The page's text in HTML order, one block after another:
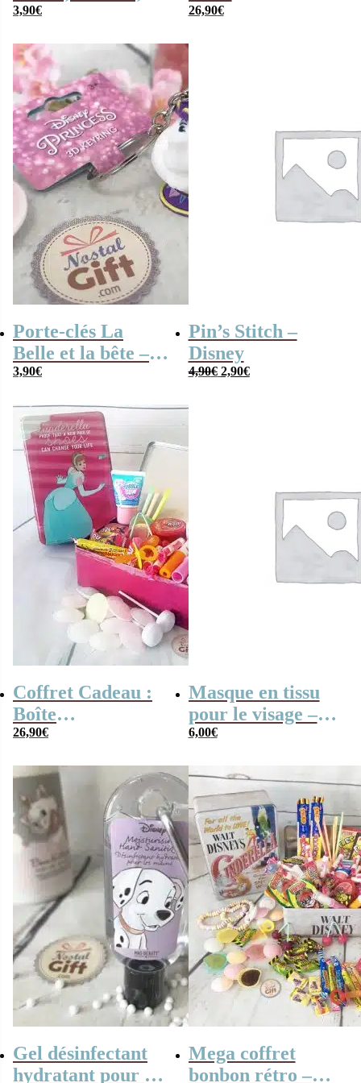
Pumba, Timon
3,90€
“Cendrillon”
(Bleue)
26,90€
Porte-clés La
Belle et la bête –
Miss Samovar
3,90€
Pin’s Stitch –
Disney
4,90€ Le
2,90€Le
Coffret Cadeau :
Boîte
“Cendrillon”
bonbons 80 (rose)
26,90€
Masque en tissu
pour le visage –
Princesse Jasmine
6,00€
Gel désinfectant
hydratant pour les
Mega coffret
bonbon rétro –